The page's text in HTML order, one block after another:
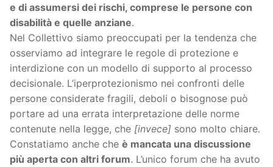
e di assumersi dei rischi, comprese le persone con
disabilità e quelle anziane.
Nel Collettivo siamo preoccupati per la tendenza che
osserviamo ad integrare le regole di protezione e
interdizione con un modello di supporto al processo
decisionale. L’iperprotezionismo nei confronti delle
persone considerate fragili, deboli o bisognose può
portare ad una errata interpretazione delle norme
contenute nella legge, che [invece] sono molto chiare.
Constatiamo anche che è mancata una discussione
più aperta con altri forum. L’unico forum che ha avuto